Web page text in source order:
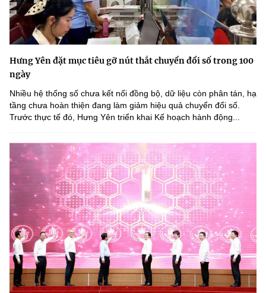
Hưng Yên đặt mục tiêu gỡ nút thắt chuyển đổi số trong 100
ngày
Nhiều hệ thống số chưa kết nối đồng bộ, dữ liệu còn phân tán, hạ
tầng chưa hoàn thiện đang làm giảm hiệu quả chuyển đổi số.
Trước thực tế đó, Hưng Yên triển khai Kế hoạch hành động...